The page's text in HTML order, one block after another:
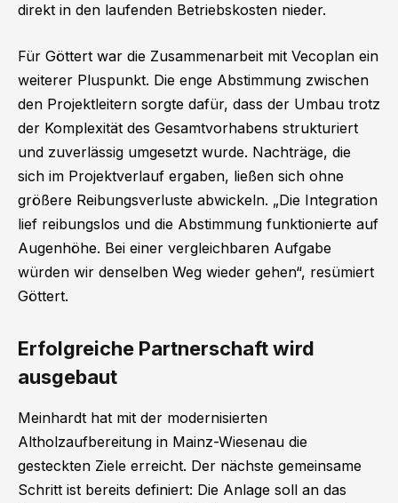
direkt in den laufenden Betriebskosten nieder.
Für Göttert war die Zusammenarbeit mit Vecoplan ein
weiterer Pluspunkt. Die enge Abstimmung zwischen
den Projektleitern sorgte dafür, dass der Umbau trotz
der Komplexität des Gesamtvorhabens strukturiert
und zuverlässig umgesetzt wurde. Nachträge, die
sich im Projektverlauf ergaben, ließen sich ohne
größere Reibungsverluste abwickeln. „Die Integration
lief reibungslos und die Abstimmung funktionierte auf
Augenhöhe. Bei einer vergleichbaren Aufgabe
würden wir denselben Weg wieder gehen“, resümiert
Göttert.
Erfolgreiche Partnerschaft wird
ausgebaut
Meinhardt hat mit der modernisierten
Altholzaufbereitung in Mainz-Wiesenau die
gesteckten Ziele erreicht. Der nächste gemeinsame
Schritt ist bereits definiert: Die Anlage soll an das